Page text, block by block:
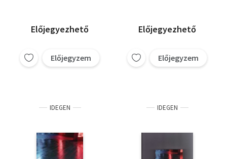
Előjegyezhető
Előjegyzem
Előjegyezhető
Előjegyzem
IDEGEN IDEGEN